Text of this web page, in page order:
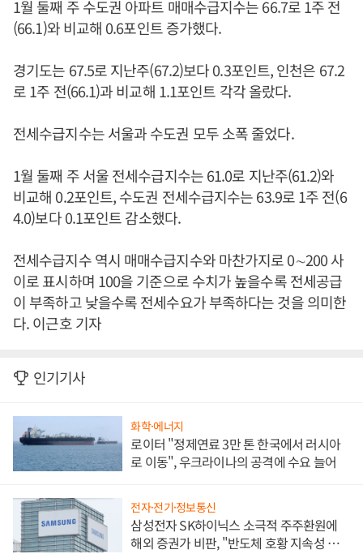
1월 둘째 주 수도권 아파트 매매수급지수는 66.7로 1주 전
(66.1)와 비교해 0.6포인트 증가했다.
경기도는 67.5로 지난주(67.2)보다 0.3포인트, 인천은 67.2
로 1주 전(66.1)과 비교해 1.1포인트 각각 올랐다.
전세수급지수는 서울과 수도권 모두 소폭 줄었다.
1월 둘째 주 서울 전세수급지수는 61.0로 지난주(61.2)와
비교해 0.2포인트, 수도권 전세수급지수는 63.9로 1주 전(6
4.0)보다 0.1포인트 감소했다.
전세수급지수 역시 매매수급지수와 마찬가지로 0∼200 사
이로 표시하며 100을 기준으로 수치가 높을수록 전세공급
이 부족하고 낮을수록 전세수요가 부족하다는 것을 의미한
다. 이근호 기자
인기기사
화학·에너지
로이터 "정제연료 3만 톤 한국에서 러시아
로 이동", 우크라이나의 공격에 수요 늘어
전자·전기·정보통신
삼성전자 SK하이닉스 소극적 주주환원에
해외 증권가 비판, "반도체 호황 지속성 의